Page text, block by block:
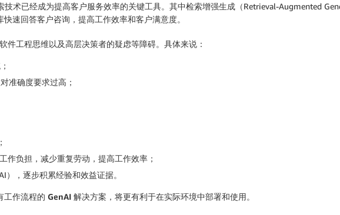
术已经成为提高客户服务效率的关键工具。其中检索增强生成（Retrieval-Augmented
速回答客户咨询，提高工作效率和客户满意度。
工程思维以及高层决策者的疑虑等障碍。具体来说：
准确度要求过高；
作负担，减少重复劳动，提高工作效率；
，逐步积累经验和效益证据。
工作流程的 GenAI 解决方案 ，将更有利于在实际环境中部署和使用。